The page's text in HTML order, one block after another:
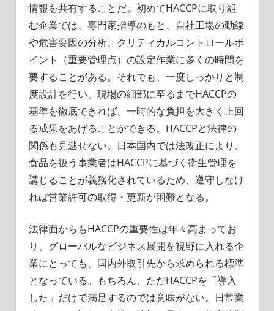
情報を共有することだ。初めてHACCPに取り組
む企業では、専門家指導のもと、自社工場の動線
や危害要因の分析、クリティカルコントロールポ
イント（重要管理点）の設定作業に多くの時間を
要することがある。それでも、一度しっかりと制
度設計を行い、現場の細部に至るまでHACCPの
基準を徹底できれば、一時的な負担を大きく上回
る成果をあげることができる。HACCPと法律の
関係も見逃せない。日本国内では法改正により、
食品を扱う事業者はHACCPに基づく衛生管理を
講じることが義務化されているため、遵守しなけ
れば営業許可の取得・更新が困難となる。
法律面からもHACCPの重要性は年々高まってお
り、グローバルなビジネス展開を視野に入れる企
業にとっても、国内外取引先から求められる標準
となっている。もちろん、ただHACCPを「導入
した」だけで満足するのでは意味がない。日常業